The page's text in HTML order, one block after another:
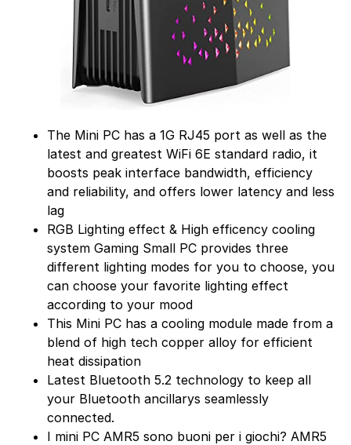
The Mini PC has a 1G RJ45 port as well as the
latest and greatest WiFi 6E standard radio, it
boosts peak interface bandwidth, efficiency
and reliability, and offers lower latency and less
lag
RGB Lighting effect & High efficency cooling
system Gaming Small PC provides three
different lighting modes for you to choose, you
can choose your favorite lighting effect
according to your mood
This Mini PC has a cooling module made from a
blend of high tech copper alloy for efficient
heat dissipation
Latest Bluetooth 5.2 technology to keep all
your Bluetooth ancillarys seamlessly
connected.
I mini PC AMR5 sono buoni per i giochi? AMR5